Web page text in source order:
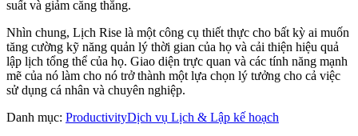
suất và giảm căng thẳng.
Nhìn chung, Lịch Rise là một công cụ thiết thực cho bất kỳ ai muốn
tăng cường kỹ năng quản lý thời gian của họ và cải thiện hiệu quả
lập lịch tổng thể của họ. Giao diện trực quan và các tính năng mạnh
mẽ của nó làm cho nó trở thành một lựa chọn lý tưởng cho cả việc
sử dụng cá nhân và chuyên nghiệp.
Danh mục: ProductivityDịch vụ Lịch & Lập kế hoạch